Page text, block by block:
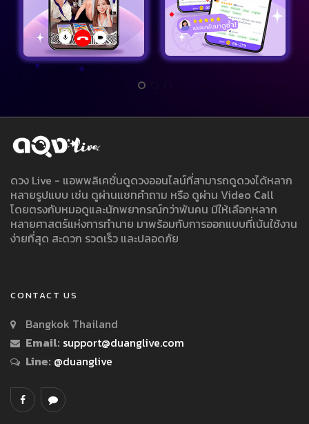
ดวง Live - แอพพลิเคชั่นดูดวงออนไลน์ที่สามารถดูดวงได้หลาก
หลายรูปแบบ เช่น ดูผ่านแชทคำถาม หรือ ดูผ่าน Video Call
โดยตรงกับหมอดูและนักพยากรณ์กว่าพันคน มีให้เลือกหลาก
หลายศาสตร์แห่งการทำนาย มาพร้อมกับการออกแบบที่เน้นใช้งาน
ง่ายที่สุด สะดวก รวดเร็ว และปลอดภัย
CONTACT US
Bangkok Thailand
Email: support@duanglive.com
Line: @duanglive